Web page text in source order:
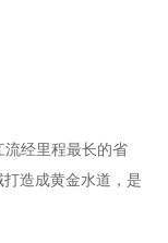
流经里程最长的省
造成黄金水道，是